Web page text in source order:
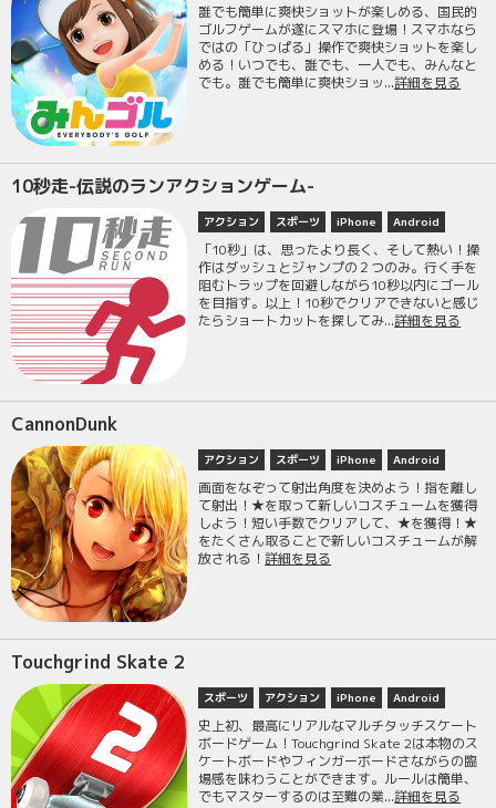
誰でも簡単に爽快ショットが楽しめる、国民的
ゴルフゲームが遂にスマホに登場！スマホなら
ではの「ひっぱる」操作で爽快ショットを楽し
める！いつでも、誰でも、一人でも、みんなと
でも。誰でも簡単に爽快ショッ...詳細を見る
10秒走-伝説のランアクションゲーム-
アクション スポーツ iPhone Android
「10秒」は、思ったより長く、そして熱い！操
作はダッシュとジャンプの２つのみ。行く手を
阻むトラップを回避しながら10秒以内にゴール
を目指す。以上！10秒でクリアできないと感じ
たらショートカットを探してみ...詳細を見る
CannonDunk
アクション スポーツ iPhone Android
画面をなぞって射出角度を決めよう！指を離し
て射出！★を取って新しいコスチュームを獲得
しよう！短い手数でクリアして、★を獲得！★
をたくさん取ることで新しいコスチュームが解
放される！詳細を見る
Touchgrind Skate 2
スポーツ アクション iPhone Android
史上初、最高にリアルなマルチタッチスケート
ボードゲーム！Touchgrind Skate 2は本物のス
ケートボードやフィンガーボードさながらの臨
場感を味わうことができます。ルールは簡単、
でもマスターするのは至難の業...詳細を見る